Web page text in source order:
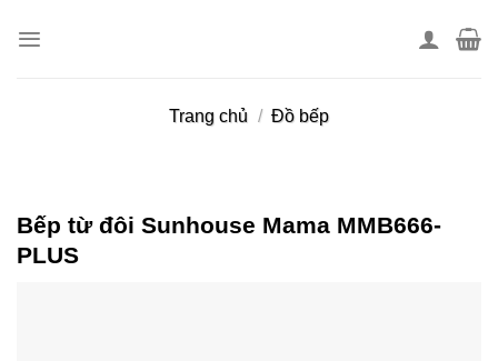
Trang chủ / Đồ bếp
Bếp từ đôi Sunhouse Mama MMB666-
PLUS